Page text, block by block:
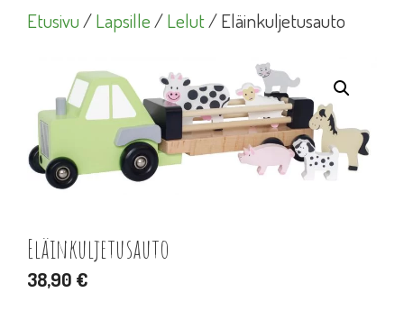
Etusivu/Lapsille/Lelut/ Eläinkuljetusauto
Eläinkuljetusauto
38,90 €